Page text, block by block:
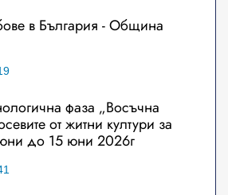
в България - Община
фаза „Восъчна
от житни култури за
до 15 юни 2026г